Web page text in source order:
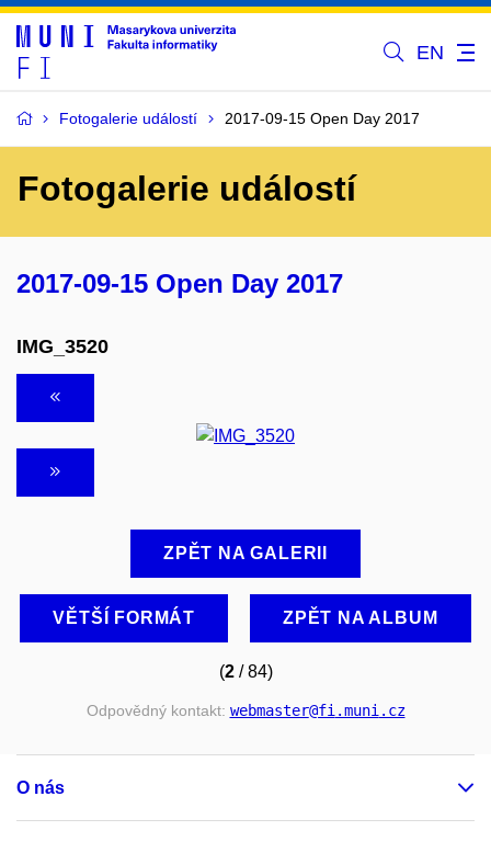
EN
Fotogalerie událostí 2017-09-15 Open Day 2017
Fotogalerie událostí
2017-09-15 Open Day 2017
IMG_3520
ZPĚT NA GALERII
VĚTŠÍ FORMÁT ZPĚT NA ALBUM
(2/ 84)
Odpovědný kontakt: webmaster@fi.muni.cz
O nás